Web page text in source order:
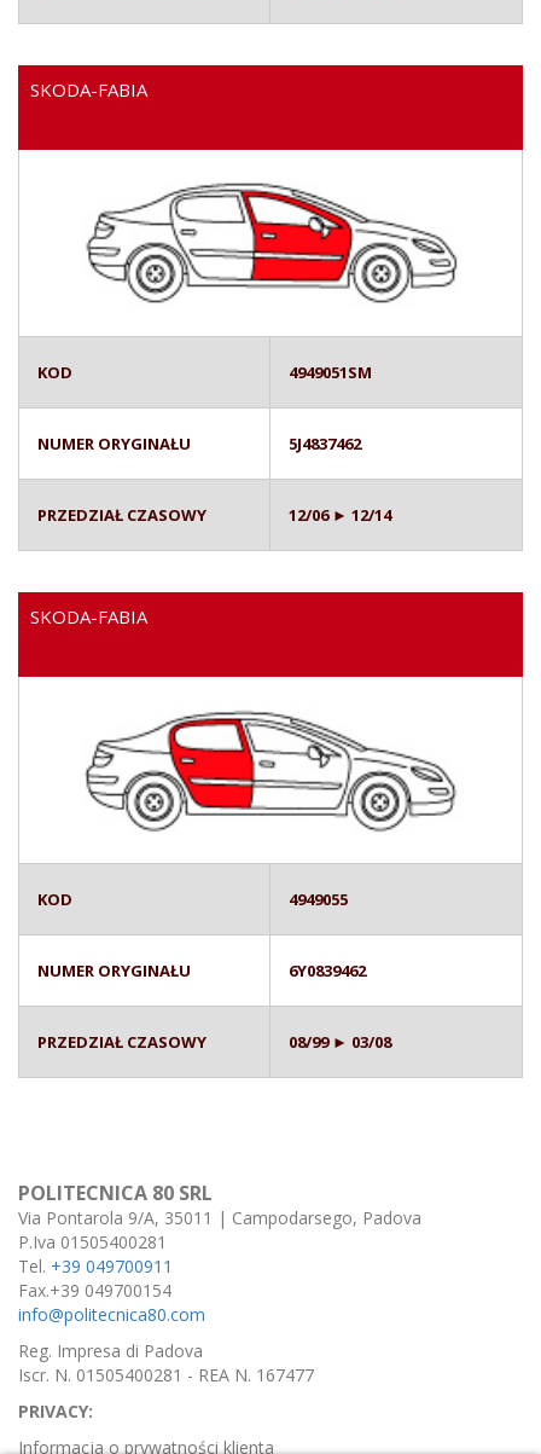
SKODA-FABIA
KOD 4949051SM
NUMER ORYGINAŁU 5J4837462
PRZEDZIAŁ CZASOWY 12/06 ► 12/14
SKODA-FABIA
KOD 4949055
NUMER ORYGINAŁU 6Y0839462
PRZEDZIAŁ CZASOWY 08/99 ► 03/08
POLITECNICA 80 SRL
Via Pontarola 9/A, 35011 | Campodarsego, Padova
P.Iva 01505400281
Tel. +39 049700911
Fax.+39 049700154
info@politecnica80.com
Reg. Impresa di Padova
Iscr. N. 01505400281 - REA N. 167477
PRIVACY:
Informacja o prywatności klienta